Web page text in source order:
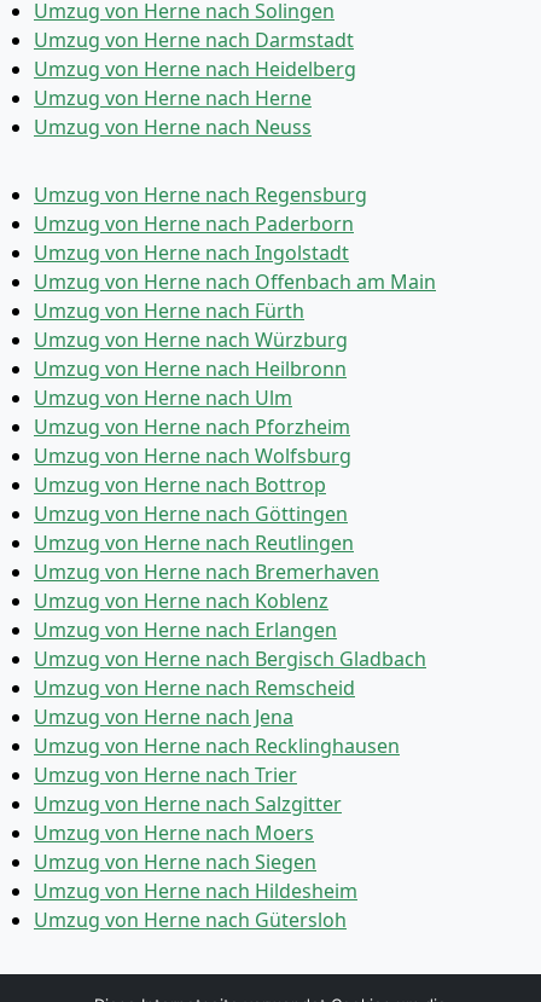
Umzug von Herne nach Solingen
Umzug von Herne nach Darmstadt
Umzug von Herne nach Heidelberg
Umzug von Herne nach Herne
Umzug von Herne nach Neuss
Umzug von Herne nach Regensburg
Umzug von Herne nach Paderborn
Umzug von Herne nach Ingolstadt
Umzug von Herne nach Offenbach am Main
Umzug von Herne nach Fürth
Umzug von Herne nach Würzburg
Umzug von Herne nach Heilbronn
Umzug von Herne nach Ulm
Umzug von Herne nach Pforzheim
Umzug von Herne nach Wolfsburg
Umzug von Herne nach Bottrop
Umzug von Herne nach Göttingen
Umzug von Herne nach Reutlingen
Umzug von Herne nach Bremer­haven
Umzug von Herne nach Koblenz
Umzug von Herne nach Erlangen
Umzug von Herne nach Bergisch Gladbach
Umzug von Herne nach Remscheid
Umzug von Herne nach Jena
Umzug von Herne nach Recklinghausen
Umzug von Herne nach Trier
Umzug von Herne nach Salzgitter
Umzug von Herne nach Moers
Umzug von Herne nach Siegen
Umzug von Herne nach Hildesheim
Umzug von Herne nach Gütersloh